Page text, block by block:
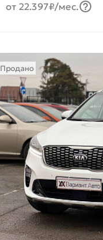
от 22.397₽/мес.
Продано